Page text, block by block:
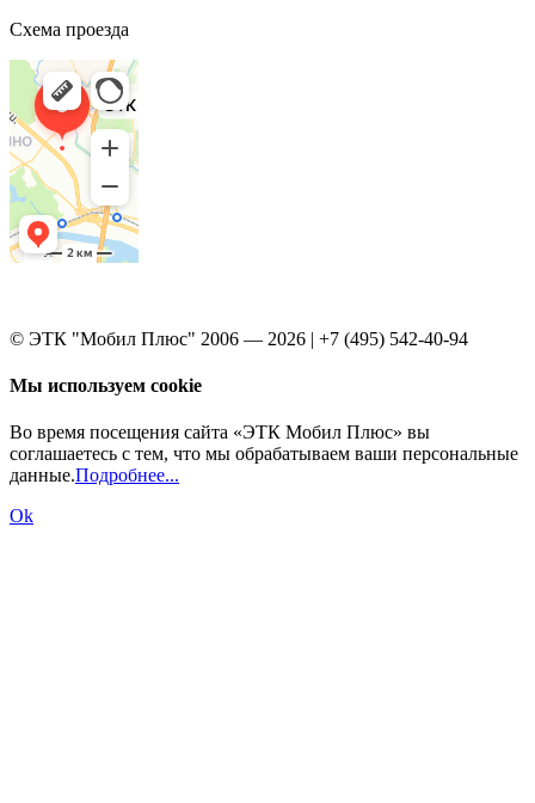
Схема проезда
© ЭТК "Мобил Плюс" 2006 — 2026 | +7 (495) 542-40-94
Мы используем cookie
Во время посещения сайта «ЭТК Мобил Плюс» вы
соглашаетесь с тем, что мы обрабатываем ваши персональные
данные.Подробнее...
Ok